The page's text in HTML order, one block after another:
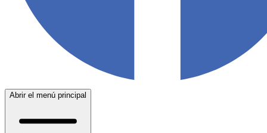
Abrir el menú principal